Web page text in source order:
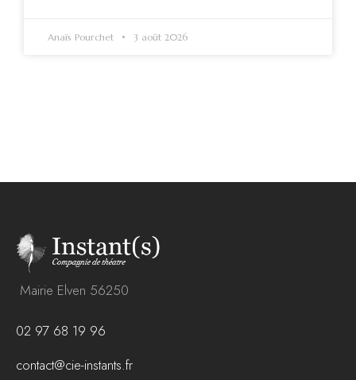
Anaïs Pourchet 3 août 2026
Mairie Elven 56250
02 97 68 19 96
contact@cie-instants.fr